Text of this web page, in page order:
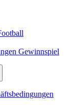
Gewinnspiel